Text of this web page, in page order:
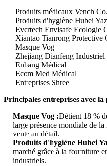
Produits médicaux Vench
Produits d'hygiène Hubei
Evertech Envisafe Ecologie
Xiantao Tianrong Protective
Masque Vog
Zhejiang Dianfeng Industriel
Enbang Médical
Ecom Med Médical
Entreprises Shree
Principales entreprises avec
Masque Vog :Détient 18 %
large présence mondiale de
vente au détail.
Produits d'hygiène Hubei
marché grâce à la fourniture
industriels.